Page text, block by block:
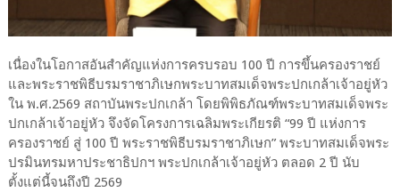
เนื่องในโอกาสอันสำคัญแห่งการครบรอบ 100 ปี การขึ้นครองราชย์
และพระราชพิธีบรมราชาภิเษกพระบาทสมเด็จพระปกเกล้าเจ้าอยู่หัว
ใน พ.ศ.2569 สถาบันพระปกเกล้า โดยพิพิธภัณฑ์พระบาทสมเด็จพระ
ปกเกล้าเจ้าอยู่หัว จึงจัดโครงการเฉลิมพระเกียรติ “99 ปี แห่งการ
ครองราชย์ สู่ 100 ปี พระราชพิธีบรมราชาภิเษก” พระบาทสมเด็จพระ
ปรมินทรมหาประชาธิปกฯ พระปกเกล้าเจ้าอยู่หัว ตลอด 2 ปี นับ
ตั้งแต่นี้จนถึงปี 2569